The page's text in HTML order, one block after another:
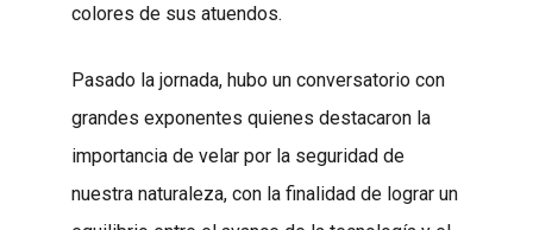
colores de sus atuendos.
Pasado la jornada, hubo un conversatorio con
grandes exponentes quienes destacaron la
importancia de velar por la seguridad de
nuestra naturaleza, con la finalidad de lograr un